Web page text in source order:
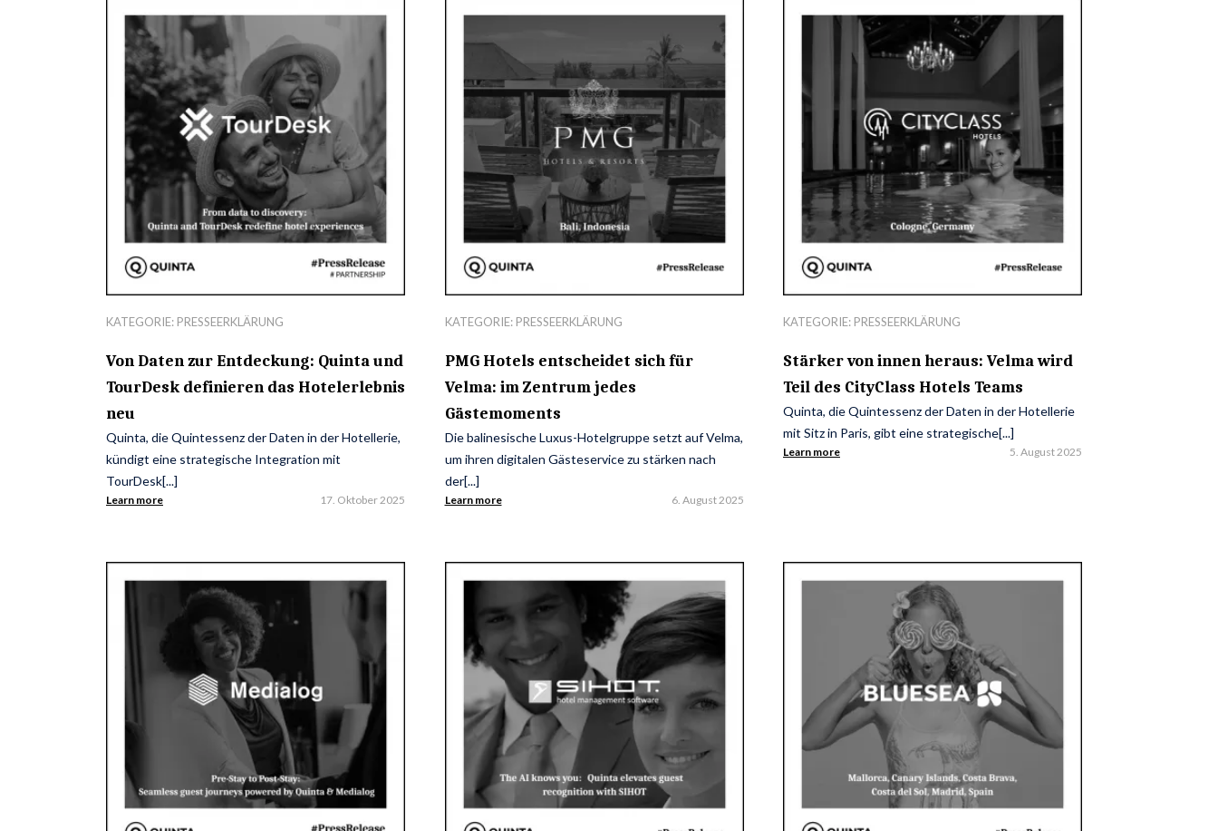
KATEGORIE: PRESSEERKLÄRUNG
Von Daten zur Entdeckung: Quinta und
TourDesk definieren das Hotelerlebnis
neu
Quinta, die Quintessenz der Daten in der Hotellerie,
kündigt eine strategische Integration mit
TourDesk[...]
Learn more 17. Oktober 2025
KATEGORIE: PRESSEERKLÄRUNG
PMG Hotels entscheidet sich für
Velma: im Zentrum jedes
Gästemoments
Die balinesische Luxus-Hotelgruppe setzt auf Velma,
um ihren digitalen Gästeservice zu stärken nach
der[...]
Learn more 6. August 2025
KATEGORIE: PRESSEERKLÄRUNG
Stärker von innen heraus: Velma wird
Teil des CityClass Hotels Teams
Quinta, die Quintessenz der Daten in der Hotellerie
mit Sitz in Paris, gibt eine strategische[...]
Learn more 5. August 2025